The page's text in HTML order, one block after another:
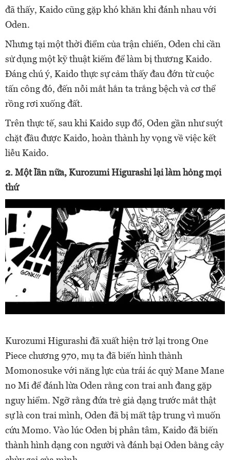
đã thấy, Kaido cũng gặp khó khăn khi đánh nhau với
Oden.
Nhưng tại một thời điểm của trận chiến, Oden chỉ cần
sử dụng một kỹ thuật kiếm để làm bị thương Kaido.
Đáng chú ý, Kaido thực sự cảm thấy đau đớn từ cuộc
tấn công đó, đến nỗi mắt hắn ta trắng bệch và cơ thể
rồng rơi xuống đất.
Trên thực tế, sau khi Kaido sụp đổ, Oden gần như suýt
chặt đầu được Kaido, hoàn thành hy vọng về việc kết
liễu Kaido.
2. Một lần nữa, Kurozumi Higurashi lại làm hỏng mọi
thứ
Kurozumi Higurashi đã xuất hiện trở lại trong One
Piece chương 970, mụ ta đã biến hình thành
Momonosuke với năng lực của trái ác quỷ Mane Mane
no Mi để đánh lừa Oden rằng con trai anh đang gặp
nguy hiểm. Ngỡ rằng đứa trẻ giả dạng trước mắt thật
sự là con trai mình, Oden đã bị mất tập trung vì muốn
cứu Momo.Vào lúc Oden bị phân tâm, Kaido đã biến
thành hình dạng con người và đánh bại Oden bằng cây